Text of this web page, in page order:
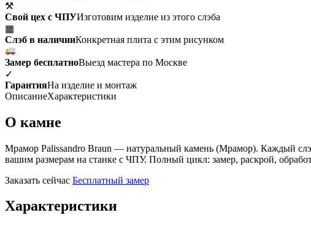
⚒
Свой цех с ЧПУИзготовим изделие из этого слэба
▦
Слэб в наличииКонкретная плита с этим рисунком
Замер бесплатноВыезд мастера по Москве
✓
ГарантияНа изделие и монтаж
ОписаниеХарактеристики
О камне
Мрамор Palissandro Braun — натуральный камень (Мрамор). Каждый
вашим размерам на станке с ЧПУ. Полный цикл: замер, раскрой,
Заказать сейчас Бесплатный замер
Характеристики